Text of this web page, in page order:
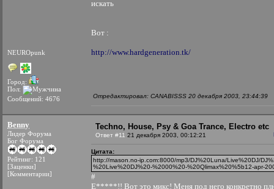
NEUROpunk
Город:
Пол:
Сообщений: 4676
искать
Вот :
http://www.hardgeneration.tk/
Отредактировал: CANABISSS 20 декабря 2003, 23:44:39
Benny
Лидер Форума
Бог Форума
Рейтинг: 121
[Заценки]
[Комментарии]
Techno, House, Psy & Goa Trance, Electro etc
Ответ #11 21 декабря 2003, 00:12:21
Цитата:
http://mason.no-ip.com:8000/mp3/DJ%20Luna/Live%20DJ/
%20Live%20DJ%20-%2000%20-%20Qlimax%20%5b12-apr-
#
Е*****!! Вот это микс! Меня под него конкретно